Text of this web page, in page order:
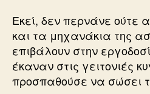
Εκεί, δεν περνάνε ούτε
και τα μηχανάκια της
επιβάλουν στην
έκαναν στις γειτονιές
προσπαθούσε να σώσει